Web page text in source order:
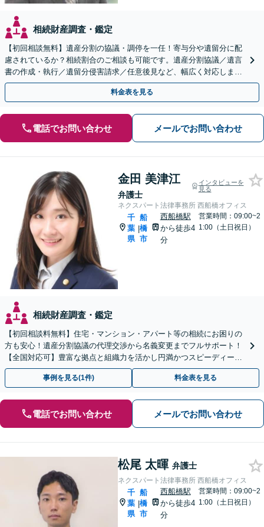
相続財産調査・鑑定
【初回相談無料】遺産分割の協議・調停を一任！寄与分や遺留分に配
慮されているか？相続割合のご相談も可能です。遺産分割協議／遺言
書の作成・執行／遺留分侵害請求／任意後見など、幅広く対応します
【夜間・休日面談可】【西船橋駅3分】
料金表を見る
電話でお問い合わせ メールでお問い合わせ
金田 美津江
弁護士
インタビューを
見る
ネクスパート法律事務所 西船橋オフィス
千
葉
県
|
船
橋
市
西船橋駅
から徒歩4
分
営業時間：09:00~2
1:00（土日祝日）
相続財産調査・鑑定
【初回相談料無料】住宅・マンション・アパート等の相続にお困りの
方も安心！遺産分割協議の代理交渉から名義変更までフルサポート！
【全国対応可】豊富な拠点と組織力を活かし円満かつスピーディーに
相続手続きをお手伝いします【取扱い実績2000件以上】
事例を見る(1件) 料金表を見る
電話でお問い合わせ メールでお問い合わせ
松尾 太暉 弁護士
ネクスパート法律事務所 西船橋オフィス
千
葉
県
|
船
橋
市
西船橋駅
から徒歩4
分
営業時間：09:00~2
1:00（土日祝日）